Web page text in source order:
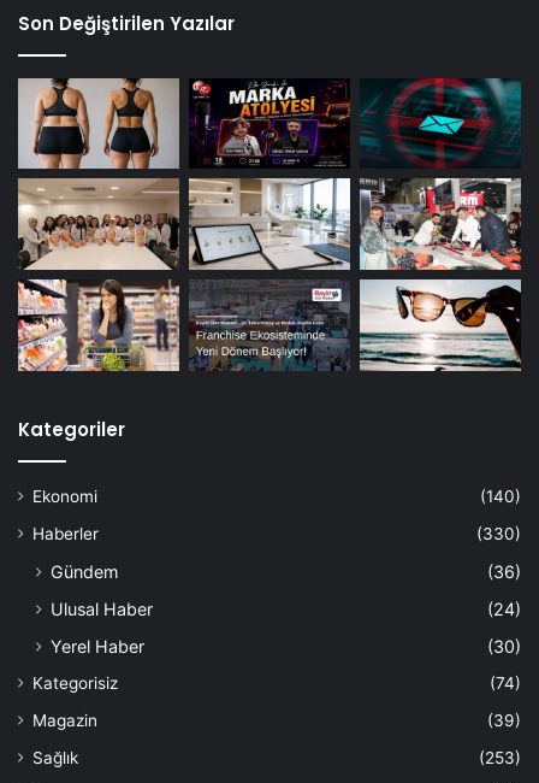
Son Değiştirilen Yazılar
Kategoriler
Ekonomi
(140)
Haberler
(330)
Gündem
(36)
Ulusal Haber
(24)
Yerel Haber
(30)
Kategorisiz
(74)
Magazin
(39)
Sağlık
(253)